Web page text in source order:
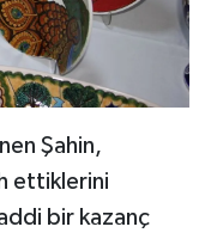
Şahin,
ettiklerini
bir kazanç